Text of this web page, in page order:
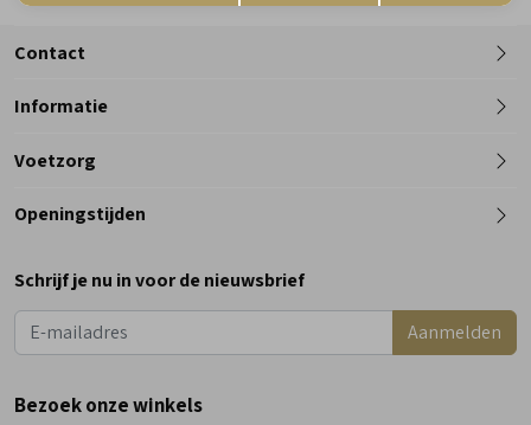
Contact
Telefoon
Informatie
Voetzorg
Openingstijden
Dinsdag
Woensdag
9:00 - 18:00
Vrijdag
Schrijf je nu in voor de nieuwsbrief
Aanmelden
Bezoek onze winkels